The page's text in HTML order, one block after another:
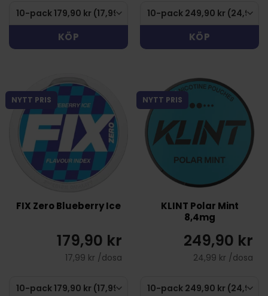
KÖP KÖP
NYTT PRIS
FIX Zero Blueberry Ice
179,90 kr
17,99 kr /dosa
NYTT PRIS
KLINT Polar Mint
8,4mg
249,90 kr
24,99 kr /dosa